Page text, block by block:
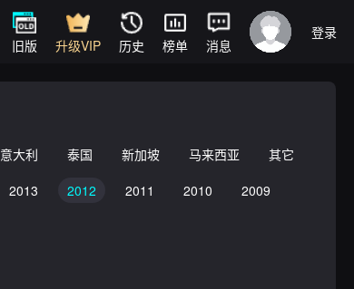
旧版 升级VIP 历史 榜单 消息
登录
意大利 泰国 新加坡 马来西亚
其它
2013 2012 2011 2010
2009